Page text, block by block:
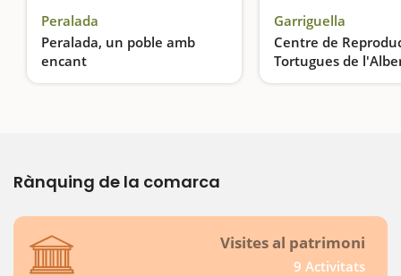
Peralada
Peralada, un poble amb
encant
Un passat d'esplendor
Garriguella
Centre de
Tortugues de
Recuperant la
Rànquing de la comarca
Visites al patrimoni
9 Activitats